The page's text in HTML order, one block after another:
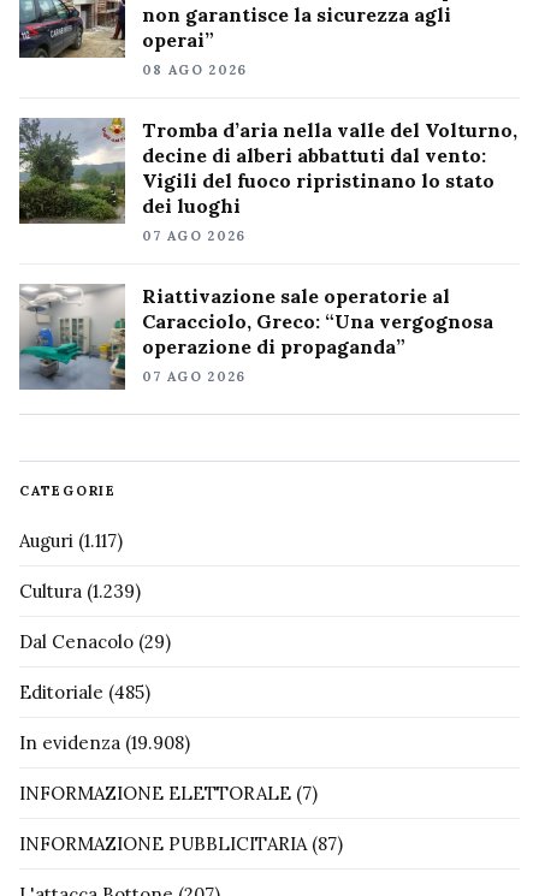
non garantisce la sicurezza agli
operai”
08 AGO 2026
Tromba d’aria nella valle del Volturno,
decine di alberi abbattuti dal vento:
Vigili del fuoco ripristinano lo stato
dei luoghi
07 AGO 2026
Riattivazione sale operatorie al
Caracciolo, Greco: “Una vergognosa
operazione di propaganda”
07 AGO 2026
CATEGORIE
Auguri (1.117)
Cultura (1.239)
Dal Cenacolo (29)
Editoriale (485)
In evidenza (19.908)
INFORMAZIONE ELETTORALE (7)
INFORMAZIONE PUBBLICITARIA(87)